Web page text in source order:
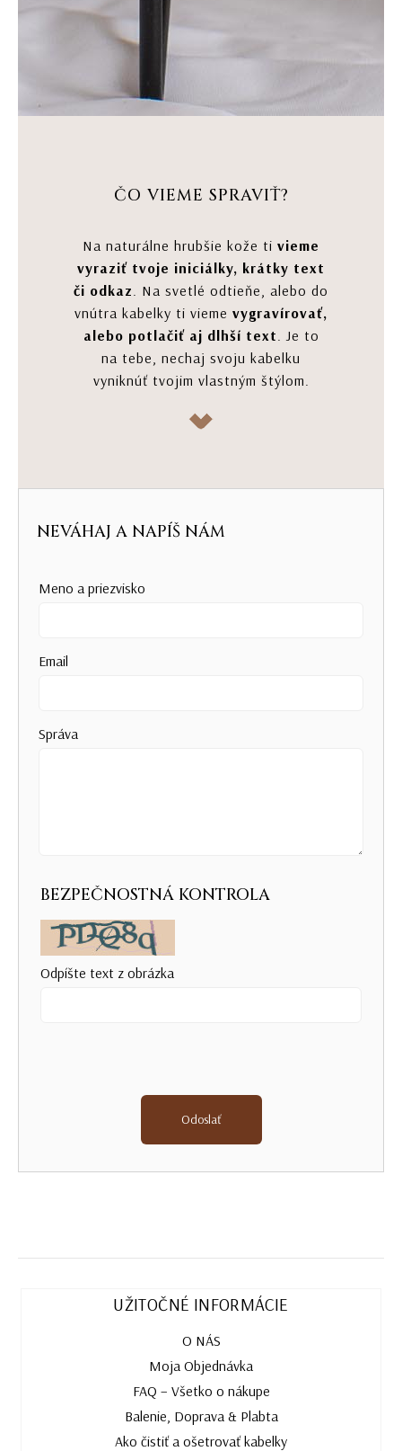
ČO VIEME SPRAVIŤ?
Na naturálne hrubšie kože ti vieme
vyraziť tvoje iniciálky, krátky text
či odkaz . Na svetlé odtieňe, alebo do
vnútra kabelky ti vieme vygravírovať,
alebo potlačiť aj dlhší text . Je to
na tebe, nechaj svoju kabelku
vyniknúť tvojim vlastným štýlom.
NEVÁHAJ A NAPÍŠ NÁM
Meno a priezvisko
Email
Správa
BEZPEČNOSTNÁ KONTROLA
Odpíšte text z obrázka
Odoslať
UŽITOČNÉ INFORMÁCIE
O NÁS
Moja Objednávka
FAQ – Všetko o nákupe
Balenie, Doprava & Plabta
Ako čistiť a ošetrovať kabelky